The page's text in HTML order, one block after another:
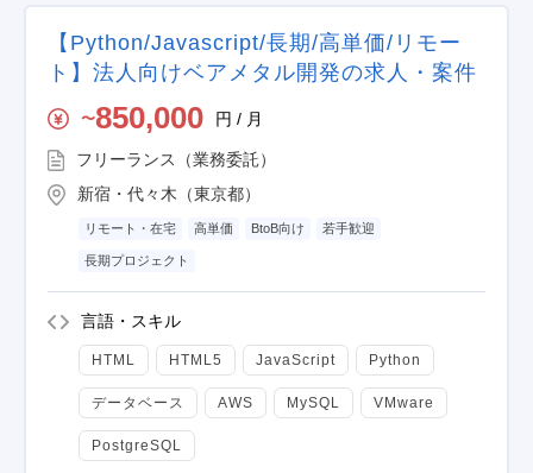
【Python/Javascript/長期/高単価/リモー
ト】法人向けベアメタル開発の求人・案件
〜850,000 円 / 月
フリーランス（業務委託）
新宿・代々木（東京都）
リモート・在宅 高単価 BtoB向け 若手歓迎
長期プロジェクト
言語・スキル
HTML HTML5 JavaScript Python
データベース AWS MySQL VMware
PostgreSQL